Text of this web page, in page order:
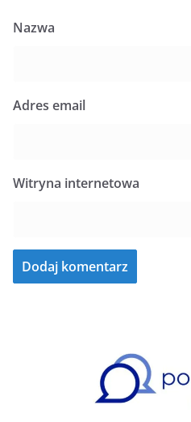
Nazwa
Adres email
Witryna internetowa